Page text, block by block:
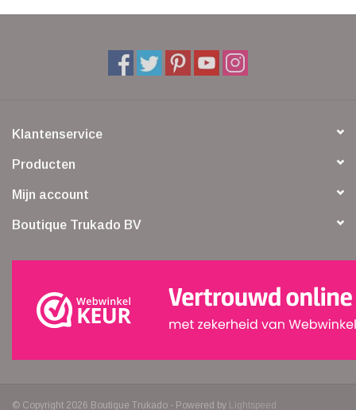
Klantenservice
Producten
Mijn account
Boutique Trukado BV
© Copyright 2026 Boutique Trukado - Powered by Lightspeed